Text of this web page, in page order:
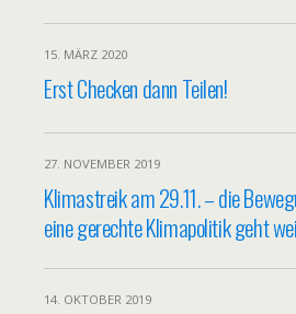
15. MÄRZ 2020
Erst Checken dann Teilen!
27. NOVEMBER 2019
Klimastreik am 29.11. – die
eine gerechte Klimapolitik geht
14. OKTOBER 2019